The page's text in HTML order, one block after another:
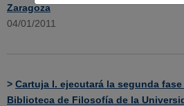
Zaragoza
04/01/2011
> Cartuja I. ejecutará la segunda
Biblioteca de Filosofía de la